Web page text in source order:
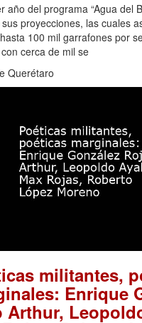
año del programa “Agua del
proyecciones, las cuales
100 mil garrafones por
cerca de mil se
Querétaro
militantes,
Enrique
Arthur,